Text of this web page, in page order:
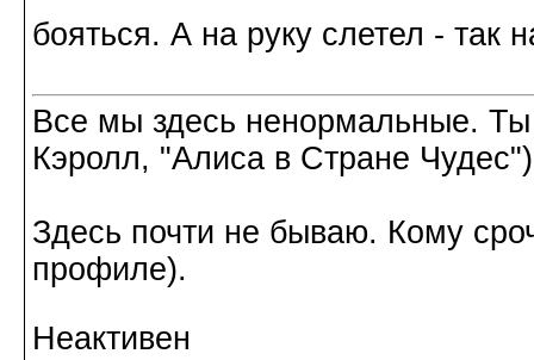
бояться. А на руку слетел - так
Все мы здесь ненормальные.
Кэролл, "Алиса в Стране Чудес")
Здесь почти не бываю. Кому
профиле).
Неактивен